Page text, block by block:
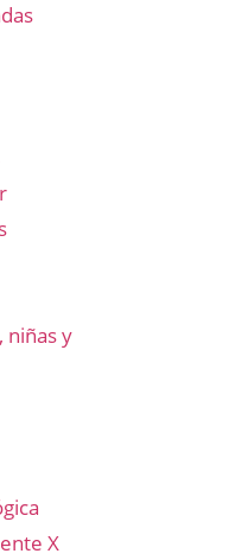
niñas y
X